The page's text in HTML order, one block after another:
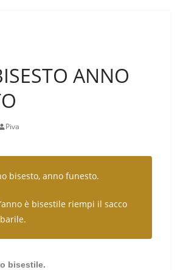
ANNO
Piva
bisesto, anno funesto.
è bisestile riempi il sacco
bisestile.